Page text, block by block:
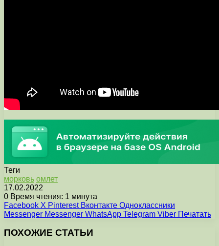
Теги
морковь омлет
17.02.2022
0 Время чтения: 1 минута
Facebook X Pinterest Вконтакте Одноклассники
Messenger Messenger WhatsApp Telegram Viber Печатать
ПОХОЖИЕ СТАТЬИ